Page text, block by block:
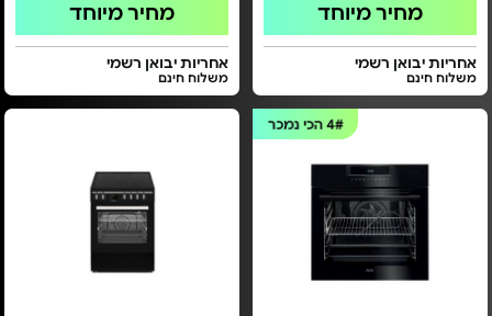
מחיר מיוחד
אחריות יבואן רשמי
משלוח חינם
מחיר מיוחד
אחריות יבואן רשמי
משלוח חינם
4#הכי נמכר